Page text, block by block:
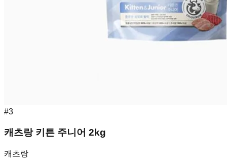
#3
캐츠랑 키튼 주니어 2kg
캐츠랑